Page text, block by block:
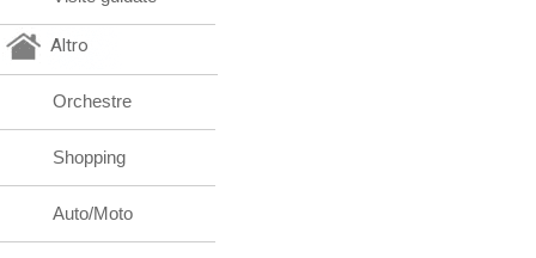
Altro
Orchestre
Shopping
Auto/Moto